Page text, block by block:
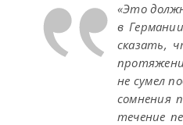
«Это
в
сказать,
не сумел
сомнения
течение